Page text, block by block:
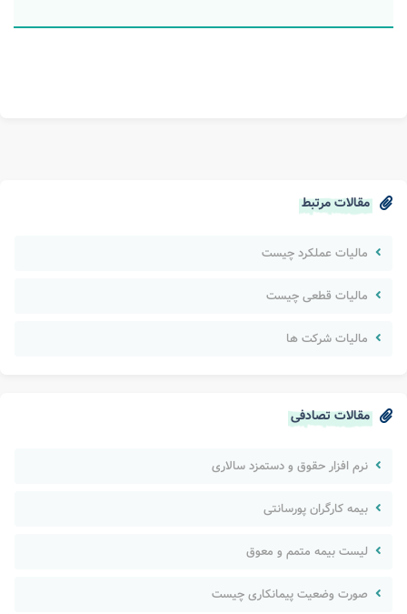
مقالات مرتبط
مالیات عملکرد چیست
مالیات قطعی چیست
مالیات شرکت ها
مقالات تصادفی
نرم افزار حقوق و دستمزد سالاری
بیمه کارگران پورسانتی
لیست بیمه متمم و معوق
صورت وضعیت پیمانکاری چیست